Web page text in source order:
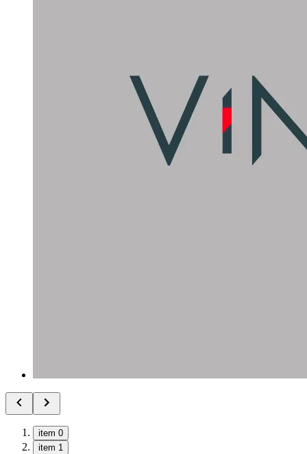
item 0
item 1